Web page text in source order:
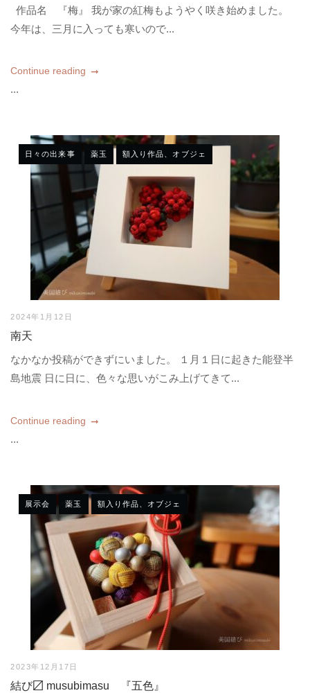
作品名 『梅』 我が家の紅梅もようやく咲き始めました。
今年は、三月に入っても寒いので...
Continue reading
...
日々の出来事 薬玉 額入り作品、オブジェ
2024年1月12日
南天
なかなか投稿ができずにいました。 １月１日に起きた能登半
島地震 日に日に、色々な思いがこみ上げてきて...
Continue reading
...
展示会 薬玉 額入り作品、オブジェ
2023年12月17日
結び〼 musubimasu 『五色』